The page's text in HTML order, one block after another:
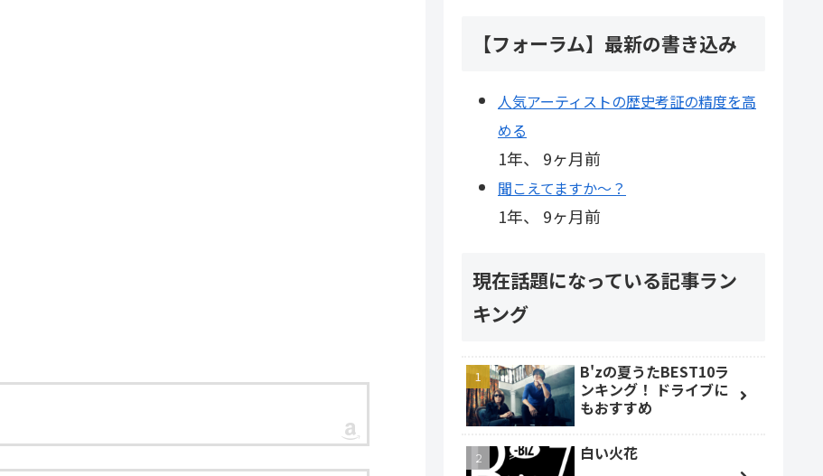
【フォーラム】最新の書き込み
人気アーティストの歴史考証の精度を高
める
1年、 9ヶ月前
聞こえてますか～？
1年、 9ヶ月前
現在話題になっている記事ラン
キング
B'zの夏うたBEST10ラ
ンキング！ ドライブに
もおすすめ
白い火花